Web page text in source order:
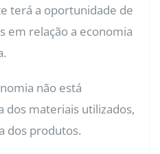
terá a oportunidade de
em relação a economia
não está
dos materiais utilizados,
dos produtos.